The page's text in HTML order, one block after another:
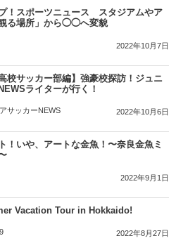
！スポーツニュース スタジアムやア
る場所」から◯◯へ変貌
2022年10月7日
校サッカー部編】強豪校探訪！ジュニ
ライターが行く！
サッカーNEWS 2022年10月6日
！いや、アートな金魚！〜奈良金魚ミ
2022年9月1日
Vacation Tour in Hokkaido!
2022年8月27日